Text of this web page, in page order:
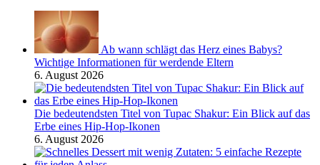
Ab wann schlägt das Herz eines Babys?
Wichtige Informationen für werdende Eltern
6. August 2026
Die bedeutendsten Titel von Tupac Shakur: Ein Blick auf das
Erbe eines Hip-Hop-Ikonen
6. August 2026